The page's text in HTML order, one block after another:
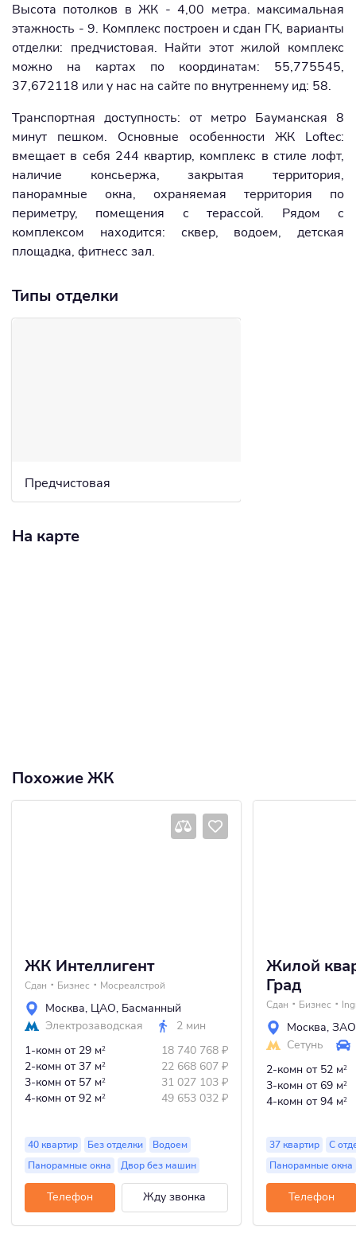
Высота потолков в ЖК - 4,00 метра. максимальная
этажность - 9. Комплекс построен и сдан ГК, варианты
отделки: предчистовая. Найти этот жилой комплекс
можно на картах по координатам: 55,775545,
37,672118 или у нас на сайте по внутреннему ид: 58.
Транспортная доступность: от метро Бауманская 8
минут пешком. Основные особенности ЖК Loftec:
вмещает в себя 244 квартир, комплекс в стиле лофт,
наличие консьержа, закрытая территория,
панорамные окна, охраняемая территория по
периметру, помещения с терассой. Рядом с
комплексом находится: сквер, водоем, детская
площадка, фитнесс зал.
Типы отделки
Предчистовая
На карте
Похожие ЖК
ЖК Интеллигент
Сдан Бизнес Мосреалстрой
Москва, ЦАО, Басманный
Электрозаводская
2 мин
1-комн от 29 м2 18 740 768 ₽
2-комн от 37 м2 22 668 607 ₽
3-комн от 57 м2 31 027 103 ₽
4-комн от 92 м2 49 653 032 ₽
40 квартир Без отделки
Водоем
Панорамные окна
Двор без машин
Телефон Жду звонка
Жилой
Град
Сдан Бизнес
Москва, ЗАО
Сетунь
2-комн от 52 м2
3-комн от 69 м2
4-комн от 94 м2
37 квартир
С
Панорамные окна
Телефон